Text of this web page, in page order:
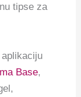
tipse za
Base,